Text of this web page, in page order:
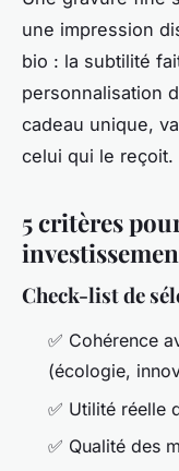
une impression
bio : la subtilité
personnalisation
cadeau unique,
celui qui le reçoit.
5 critères
Check-list de
✅ Cohérence
(écologie,
✅ Utilité réelle
✅ Qualité des